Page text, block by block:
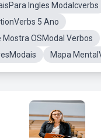
Ingles Modalcverbs
5 Ano
Mostra OSModal Verbos
Mapa